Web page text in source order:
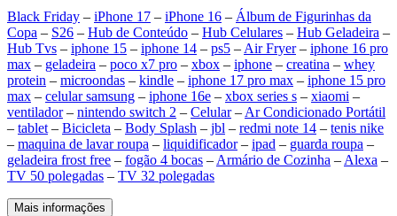
Black Friday – iPhone 17 – iPhone 16 – Álbum de Figurinhas da
Copa – S26 – Hub de Conteúdo – Hub Celulares – Hub Geladeira –
Hub Tvs – iphone 15 – iphone 14 – ps5 – Air Fryer– iphone 16 pro
max – geladeira – poco x7 pro – xbox – iphone – creatina – whey
protein – microondas – kindle – iphone 17 pro max – iphone 15 pro
max – celular samsung – iphone 16e – xbox series s – xiaomi –
ventilador– nintendo switch 2 – Celular– Ar Condicionado Portátil
– tablet – Bicicleta – Body Splash – jbl – redmi note 14 – tenis nike
– maquina de lavar roupa – liquidificador– ipad – guarda roupa –
geladeira frost free – fogão 4 bocas – Armário de Cozinha – Alexa –
TV 50 polegadas – TV 32 polegadas
Mais informações